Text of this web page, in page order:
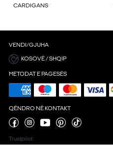
CARDIGANS
VENDI/GJUHA
KOSOVË / SHQIP
METODAT E PAGESËS
QËNDRO NË KONTAKT
Trustpilot